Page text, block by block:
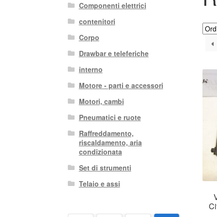
Componenti elettrici
contenitori
Corpo
Drawbar e teleferiche
interno
Motore - parti e accessori
Motori, cambi
Pneumatici e ruote
Raffreddamento,
riscaldamento, aria
condizionata
Set di strumenti
Telaio e assi